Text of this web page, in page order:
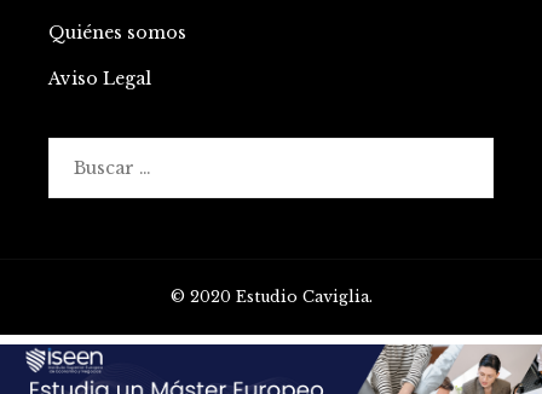
Quiénes somos
Aviso Legal
© 2020 Estudio Caviglia.